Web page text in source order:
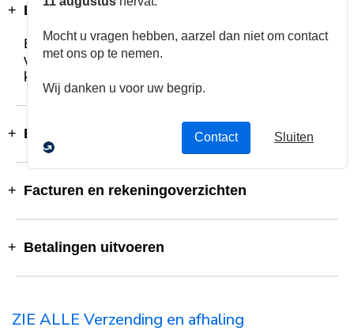
Een bestelling plaatsen
Bestellen bij ADI is makkelijker dan ooit door de
verschillende manieren waarop u bestellingen
kunt plaatsen.
Bestelhistorie
Facturen en rekeningoverzichten
Betalingen uitvoeren
ZIE ALLE Verzending en afhaling